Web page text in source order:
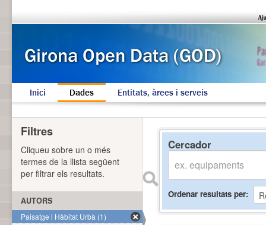
Inici Dades Entitats, àrees i serveis
Cercador
Ordenar resultats per
Filtres
Cliqueu sobre un o més
termes de la llista següent
per filtrar els resultats.
AUTORS
Paisatge i Hàbitat Urbà (1)